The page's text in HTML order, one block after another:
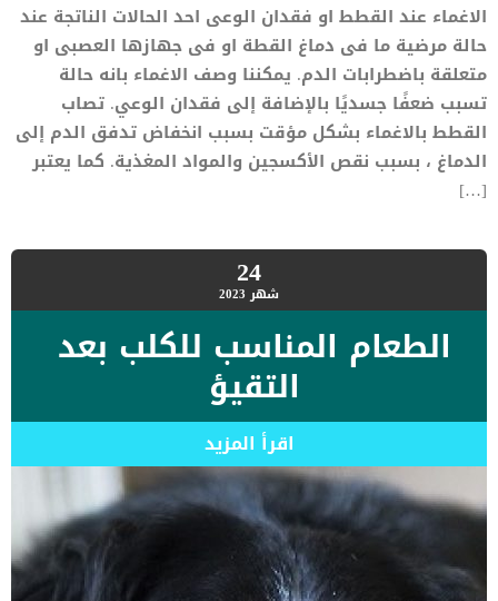
الاغماء عند القطط او فقدان الوعى احد الحالات الناتجة عند
حالة مرضية ما فى دماغ القطة او فى جهازها العصبى او
متعلقة باضطرابات الدم. يمكننا وصف الاغماء بانه حالة
تسبب ضعفًا جسديًا بالإضافة إلى فقدان الوعي. تصاب
القطط بالاغماء بشكل مؤقت بسبب انخفاض تدفق الدم إلى
الدماغ ، بسبب نقص الأكسجين والمواد المغذية. كما يعتبر
[…]
24شهر 2023
الطعام المناسب للكلب بعد
التقيؤ
اقرأ المزيد